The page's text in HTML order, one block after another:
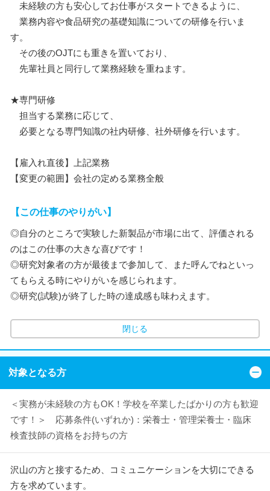
未経験の方も安心してお仕事がスタートできるように、
業務内容や食品研究の基礎知識についての研修を行いま
す。
その後のOJTにも重きを置いており、
先輩社員と同行して業務経験を重ねます。
★専門研修
担当する業務に応じて、
必要となる専門知識の社内研修、社外研修を行います。
【雇入れ直後】上記業務
【変更の範囲】会社の定める業務全般
【この仕事のやりがい】
◎自分のところで実験した新製品が市場に出て、評価される
のはこの仕事の大きな喜びです！
◎研究対象者の方が最後まで参加して、また呼んでねといっ
てもらえる時にやりがいを感じられます。
◎研究(試験)が終了した時の達成感も味わえます。
閉じる
対象となる方
＜実務が未経験の方もOK！学校を卒業したばかりの方も歓迎
です！＞ 応募条件(いずれか)：栄養士・管理栄養士・臨床
検査技師の資格をお持ちの方
沢山の方と接するため、コミュニケーションを大切にできる
方を求めています。